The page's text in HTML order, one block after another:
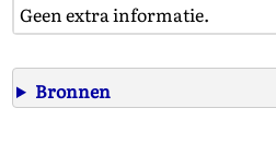
Geen extra informatie.
Bronnen